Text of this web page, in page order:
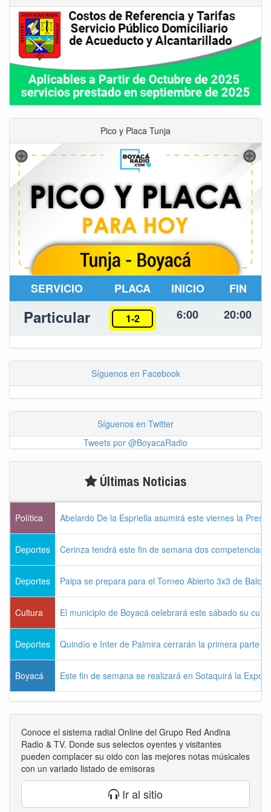
Pico y Placa Tunja
SERVICIO PLACA INICIO FIN
Particular 1-2 6:00 20:00
Síguenos en Facebook
Síguenos en Twitter
Tweets por @BoyacaRadio
Últimas Noticias
Política Abelardo De la Espriella asumirá este viernes la
Deportes Cerinza tendrá este fin de semana dos competencias
Deportes Paipa se prepara para el Torneo Abierto 3x3 de
Cultura El municipio de Boyacá celebrará este sábado su
Deportes Quindío e Inter de Palmira cerrarán la primera parte
Boyacá Este fin de semana se realizará en Sotaquirá la
Conoce el sistema radial Online del Grupo Red Andina
Radio & TV. Donde sus selectos oyentes y visitantes
pueden complacer su oido con las mejores notas músicales
con un variado listado de emisoras
Ir al sitio